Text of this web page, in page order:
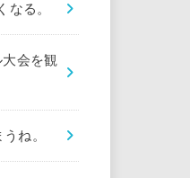
なる。
会を観
ね。